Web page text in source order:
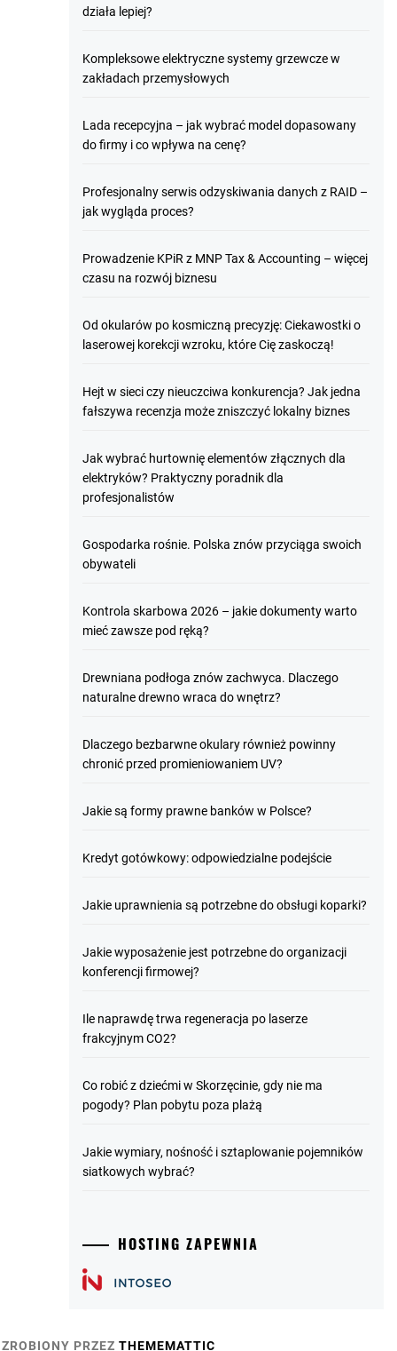
działa lepiej?
Kompleksowe elektryczne systemy grzewcze w
zakładach przemysłowych
Lada recepcyjna – jak wybrać model dopasowany
do firmy i co wpływa na cenę?
Profesjonalny serwis odzyskiwania danych z RAID –
jak wygląda proces?
Prowadzenie KPiR z MNP Tax & Accounting – więcej
czasu na rozwój biznesu
Od okularów po kosmiczną precyzję: Ciekawostki o
laserowej korekcji wzroku, które Cię zaskoczą!
Hejt w sieci czy nieuczciwa konkurencja? Jak jedna
fałszywa recenzja może zniszczyć lokalny biznes
Jak wybrać hurtownię elementów złącznych dla
elektryków? Praktyczny poradnik dla
profesjonalistów
Gospodarka rośnie. Polska znów przyciąga swoich
obywateli
Kontrola skarbowa 2026 – jakie dokumenty warto
mieć zawsze pod ręką?
Drewniana podłoga znów zachwyca. Dlaczego
naturalne drewno wraca do wnętrz?
Dlaczego bezbarwne okulary również powinny
chronić przed promieniowaniem UV?
Jakie są formy prawne banków w Polsce?
Kredyt gotówkowy: odpowiedzialne podejście
Jakie uprawnienia są potrzebne do obsługi koparki?
Jakie wyposażenie jest potrzebne do organizacji
konferencji firmowej?
Ile naprawdę trwa regeneracja po laserze
frakcyjnym CO2?
Co robić z dziećmi w Skorzęcinie, gdy nie ma
pogody? Plan pobytu poza plażą
Jakie wymiary, nośność i sztaplowanie pojemników
siatkowych wybrać?
HOSTING ZAPEWNIA
PRZEZ THEMEMATTIC